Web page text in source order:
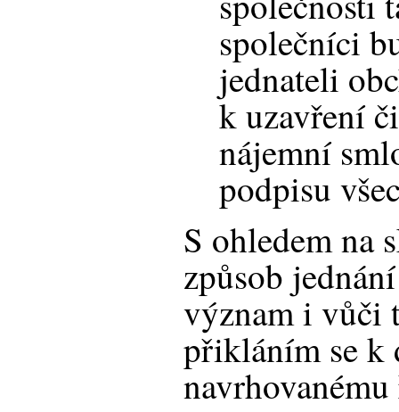
společníci
jednateli
k uzavření
nájemní
podpisu
S ohledem na
způsob
význam i vůči
přikláním se k